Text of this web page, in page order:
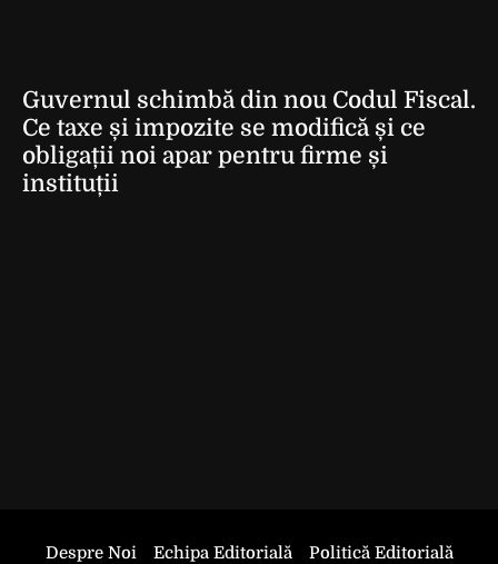
Guvernul schimbă din nou Codul Fiscal.
Ce taxe și impozite se modifică și ce
obligații noi apar pentru firme și
instituții
Despre Noi Echipa Editorială
Politică Editorială